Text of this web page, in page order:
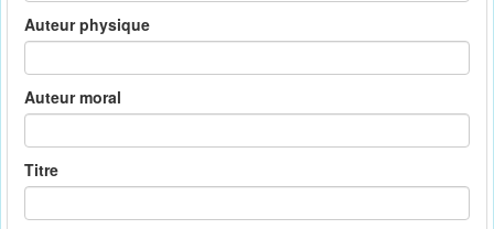
Auteur physique
Auteur moral
Titre